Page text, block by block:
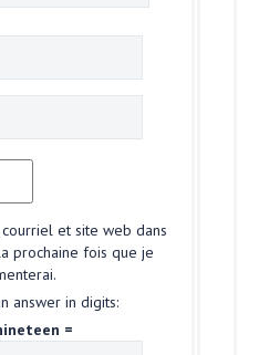
et site web dans
prochaine fois que je
answer in digits:
=